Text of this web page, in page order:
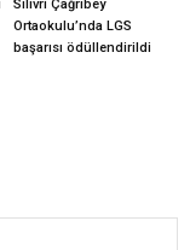
Silivri Çağrıbey
Ortaokulu’nda LGS
başarısı ödüllendirildi